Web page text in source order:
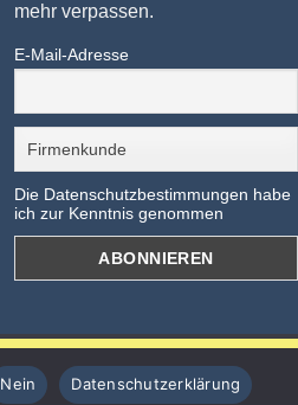
mehr verpassen.
E-Mail-Adresse
Die Datenschutzbestimmungen habe
ich zur Kenntnis genommen
Nein Datenschutzerklärung